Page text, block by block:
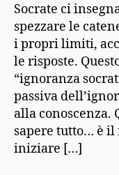
Socrate ci
spezzare le
i propri limiti,
le risposte.
“ignoranza
passiva
alla conoscenza.
sapere tutto… è il
iniziare […]